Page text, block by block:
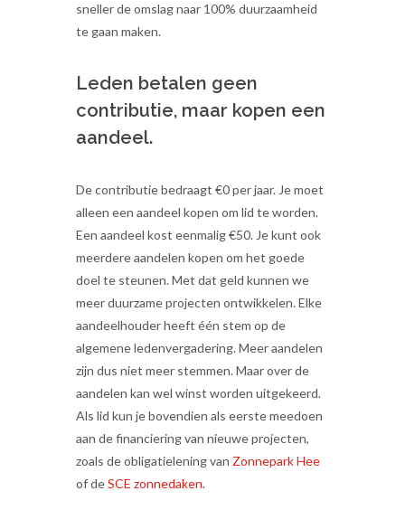
sneller de omslag naar 100% duurzaamheid
te gaan maken.
Leden betalen geen
contributie, maar kopen een
aandeel.
De contributie bedraagt €0 per jaar. Je moet
alleen een aandeel kopen om lid te worden.
Een aandeel kost eenmalig €50. Je kunt ook
meerdere aandelen kopen om het goede
doel te steunen. Met dat geld kunnen we
meer duurzame projecten ontwikkelen. Elke
aandeelhouder heeft één stem op de
algemene ledenvergadering. Meer aandelen
zijn dus niet meer stemmen. Maar over de
aandelen kan wel winst worden uitgekeerd.
Als lid kun je bovendien als eerste meedoen
aan de financiering van nieuwe projecten,
zoals de obligatielening van Zonnepark Hee
of deSCE zonnedaken.